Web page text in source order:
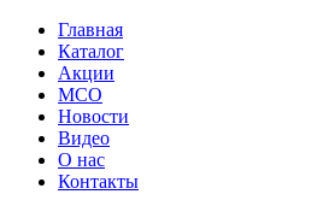
Главная
Каталог
Акции
МСО
Новости
Видео
О нас
Контакты